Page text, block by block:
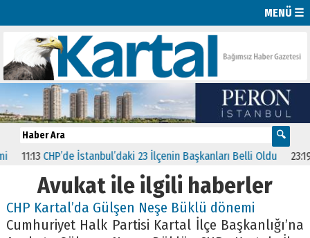
MENÜ ☰
CHP’de İstanbul’daki 23 İlçenin Başkanları Belli Oldu 23:19 AK
Avukat ile ilgili haberler
CHP Kartal’da Gülşen Neşe Büklü dönemi
Cumhuriyet Halk Partisi Kartal İlçe Başkanlığı’na